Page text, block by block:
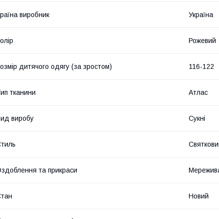
виробник Україна
Рожевий
дитячого одягу (за зростом) 116-122
тканини Атлас
виробу Сукні
та прикраси
Новий